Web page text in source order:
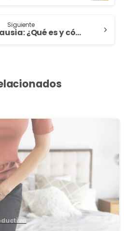
Siguiente
Perimenopausia: ¿Qué es y cómo afrontar los cambios hormonales?